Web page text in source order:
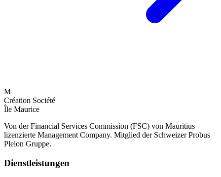
M
Création Société
Île Maurice
Von der Financial Services Commission (FSC) von Mauritius
lizenzierte Management Company. Mitglied der Schweizer Probus
Pleion Gruppe.
Dienstleistungen